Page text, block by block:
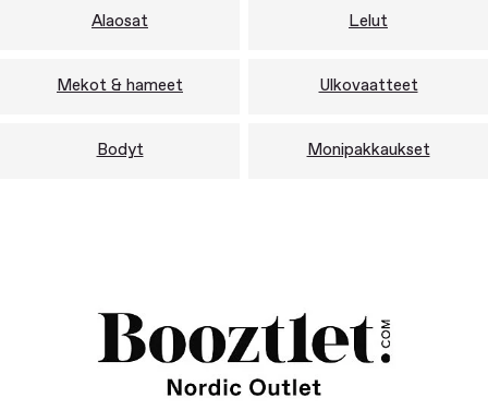
Alaosat Lelut
Mekot & hameet Ulkovaatteet
Bodyt Monipakkaukset